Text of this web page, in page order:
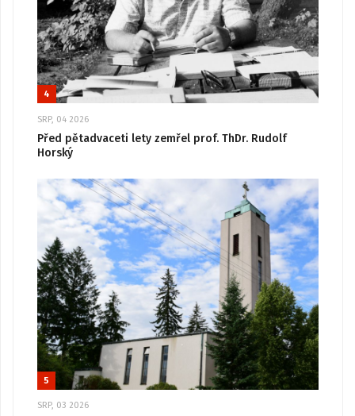
4
SRP, 04 2026
Před pětadvaceti lety zemřel prof. ThDr. Rudolf
Horský
5
SRP, 03 2026